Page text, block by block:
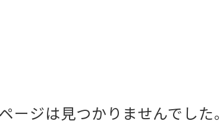
ージは見つかりませんでした。